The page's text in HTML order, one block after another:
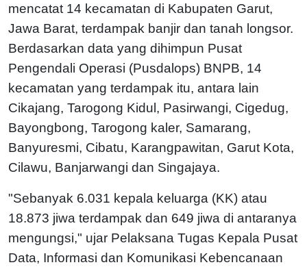
mencatat 14 kecamatan di Kabupaten Garut,
Jawa Barat, terdampak banjir dan tanah longsor.
Berdasarkan data yang dihimpun Pusat
Pengendali Operasi (Pusdalops) BNPB, 14
kecamatan yang terdampak itu, antara lain
Cikajang, Tarogong Kidul, Pasirwangi, Cigedug,
Bayongbong, Tarogong kaler, Samarang,
Banyuresmi, Cibatu, Karangpawitan, Garut Kota,
Cilawu, Banjarwangi dan Singajaya.
"Sebanyak 6.031 kepala keluarga (KK) atau
18.873 jiwa terdampak dan 649 jiwa di antaranya
mengungsi," ujar Pelaksana Tugas Kepala Pusat
Data, Informasi dan Komunikasi Kebencanaan